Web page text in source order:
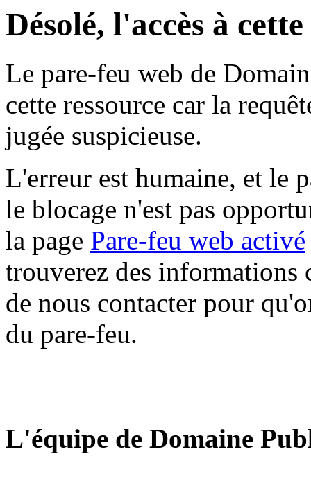
Désolé, l'accès à
Le pare-feu web de
cette ressource car la
jugée suspicieuse.
L'erreur est humaine, et le
le blocage n'est pas
la page Pare-feu web activé
trouverez des informations
de nous contacter pour
du pare-feu.
L'équipe de Domaine